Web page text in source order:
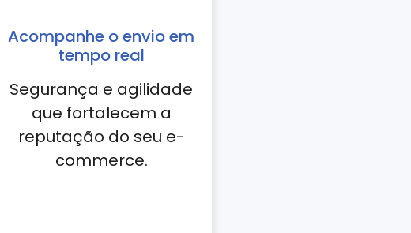
Acompanhe o envio em
tempo real
Segurança e agilidade
que fortalecem a
reputação do seu e-
commerce.